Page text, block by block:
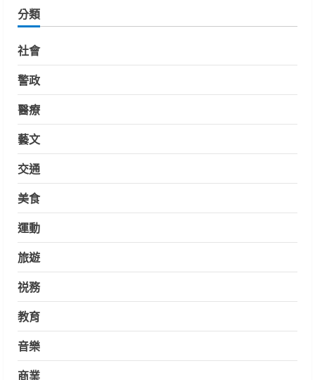
分類
社會
警政
醫療
藝文
交通
美食
運動
旅遊
祱務
教育
音樂
商業